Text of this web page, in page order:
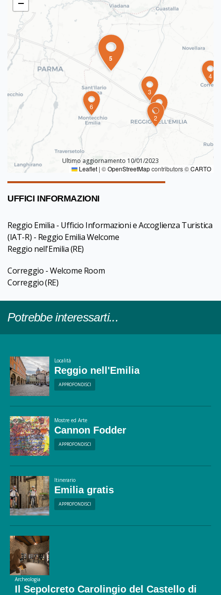
1
2
3
4
5
6
−
Leaflet | ©OpenStreetMapcontributors ©CARTO
Ultimo aggiornamento 10/01/2023
UFFICI INFORMAZIONI
Reggio Emilia - Ufficio Informazioni e Accoglienza Turistica
(IAT-R) - Reggio Emilia Welcome
Reggio nell'Emilia(RE)
Correggio - Welcome Room
Correggio(RE)
Potrebbe interessarti...
Località
Reggio nell'Emilia
APPROFONDISCI
Mostre ed Arte
Cannon Fodder
APPROFONDISCI
Itinerario
Emilia gratis
APPROFONDISCI
Archeologia
Il Sepolcreto Carolingio del Castello di